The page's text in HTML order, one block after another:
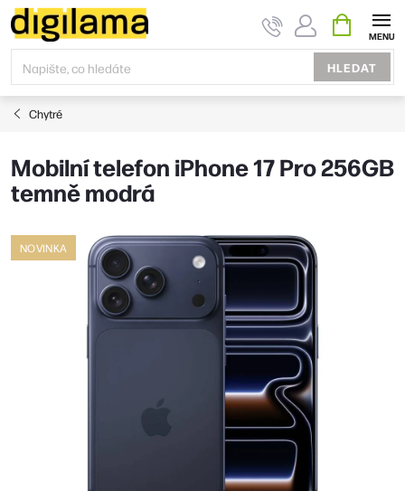
Přejít
na
obsah
HLEDAT
KOŠÍK
Chytré
Mobilní telefon iPhone 17 Pro 256GB
temně modrá
NOVINKA